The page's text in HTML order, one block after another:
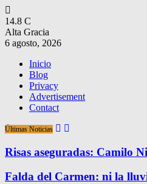
14.8 C
Alta Gracia
6 agosto, 2026
Inicio
Blog
Privacy
Advertisement
Contact
Últimas Noticias
Risas aseguradas: Camilo
Falda del Carmen: ni la